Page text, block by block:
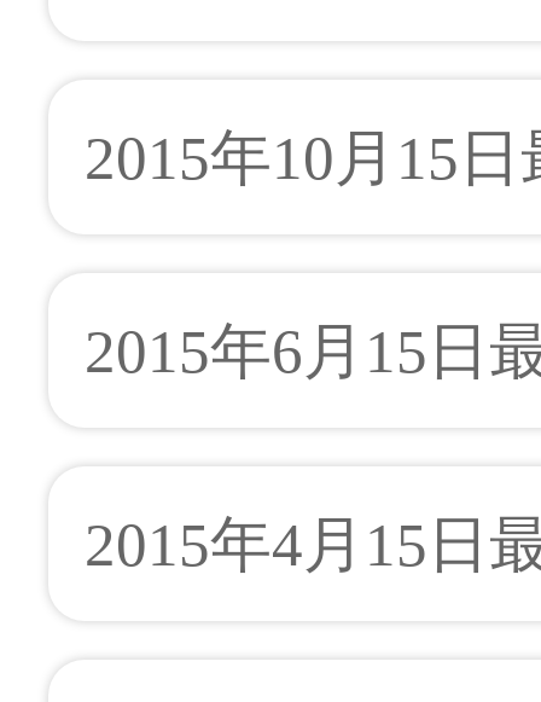
2015年10月15
2015年6月15日
2015年4月15日